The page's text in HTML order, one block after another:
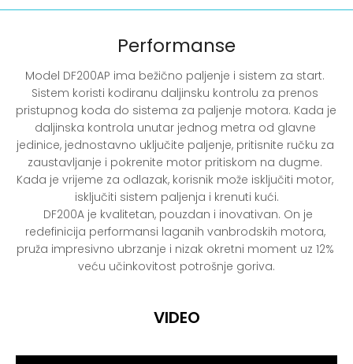
Performanse
Model DF200AP ima bežično paljenje i sistem za start.
Sistem koristi kodiranu daljinsku kontrolu za prenos
pristupnog koda do sistema za paljenje motora. Kada je
daljinska kontrola unutar jednog metra od glavne
jedinice, jednostavno uključite paljenje, pritisnite ručku za
zaustavljanje i pokrenite motor pritiskom na dugme.
Kada je vrijeme za odlazak, korisnik može isključiti motor,
isključiti sistem paljenja i krenuti kući.
redefinicija performansi laganih vanbrodskih motora,
pruža impresivno ubrzanje i nizak okretni moment uz 12%
veću učinkovitost potrošnje goriva.
VIDEO